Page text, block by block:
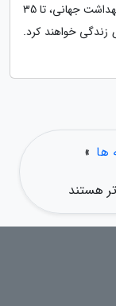
حرکت به آینده هستند. بنا بر برآورد های سازمان بهداشت جهانی، تا 35
خواهند کرد.
ها »
هستند